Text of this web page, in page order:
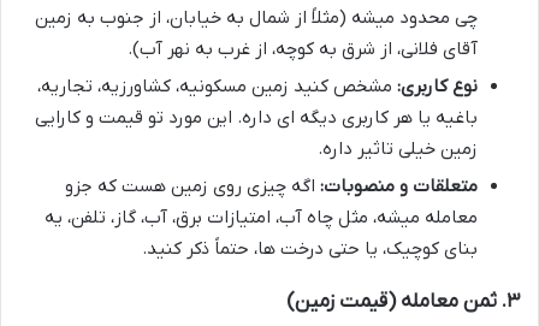
چی محدود میشه (مثلاً از شمال به خیابان، از جنوب به زمین
آقای فلانی، از شرق به کوچه، از غرب به نهر آب).
نوع کاربری: مشخص کنید زمین مسکونیه، کشاورزیه، تجاریه،
باغیه یا هر کاربری دیگه ای داره. این مورد تو قیمت و کارایی
زمین خیلی تاثیر داره.
متعلقات و منصوبات: اگه چیزی روی زمین هست که جزو
معامله میشه، مثل چاه آب، امتیازات برق، آب، گاز، تلفن، یه
بنای کوچیک، یا حتی درخت ها، حتماً ذکر کنید.
۳. ثمن معامله (قیمت زمین)